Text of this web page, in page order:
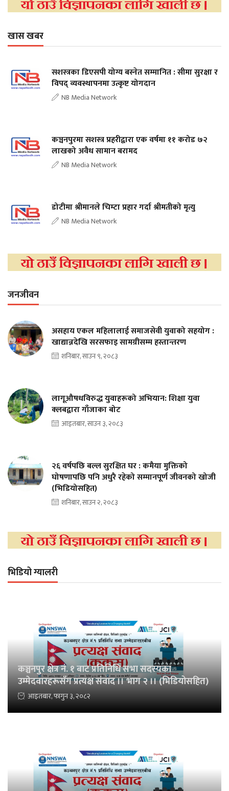
खास खबर
सशस्त्रका डिएसपी योग्य बस्नेत सम्मानित : सीमा सुरक्षा र
विपद् व्यवस्थापनमा उत्कृष्ट योगदान
NB Media Network
कञ्चनपुरमा सशस्त्र प्रहरीद्वारा एक वर्षमा ११ करोड ७२
लाखको अवैध सामान बरामद
NB Media Network
डोटीमा श्रीमानले चिम्टा प्रहार गर्दा श्रीमतीको मृत्यु
NB Media Network
जनजीवन
असहाय एकल महिलालाई समाजसेवी युवाको सहयोग :
खाद्यान्नदेखि सरसफाइ सामग्रीसम्म हस्तान्तरण
शनिबार, साउन ९, २०८३
लागूऔषधविरुद्ध युवाहरूको अभियान: शिक्षा युवा
क्लबद्वारा गाँजाका बोट
आइतबार, साउन ३, २०८३
२६ वर्षपछि बल्ल सुरक्षित घर : कमैया मुक्तिको
घोषणापछि पनि अधुरै रहेको सम्मानपूर्ण जीवनको खोजी
(भिडियोसहित)
शनिबार, साउन २, २०८३
भिडियो ग्यालरी
कञ्चनपुर क्षेत्र नं. १ बाट प्रतिनिधि सभा सदस्यका
उम्मेदवारहरूसँग प्रत्यक्ष संवाद ।। भाग २ ।। (भिडियोसहित)
आइतबार, फागुन ३, २०८२